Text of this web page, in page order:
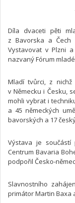
Díla dvaceti pěti
z Bavorska a Čech
Vystavovat v Plzni
nazvaný Fórum
Mladí tvůrci, z nichž
v Německu i Česku,
mohli vybrat i
a 45 německých
bavorských a 17
Výstava je
Centrum Bavaria
podpořil Česko-
Slavnostního
primátor Martin Baxa